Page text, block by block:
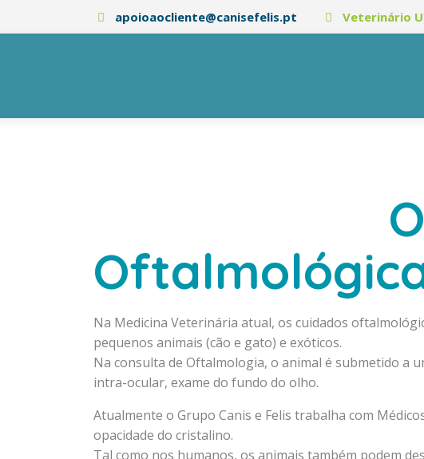
apoioaocliente@canisefelis.pt Veterinário
Na Medicina Veterinária atual, os cuidados
pequenos animais (cão e gato) e exóticos.
Na consulta de Oftalmologia, o animal é submetido a
intra-ocular, exame do fundo do olho.
Atualmente o Grupo Canis e Felis trabalha com
opacidade do cristalino.
Tal como nos humanos, os animais também podem